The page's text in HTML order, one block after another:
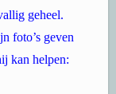
geheel.
foto’s geven
kan helpen: